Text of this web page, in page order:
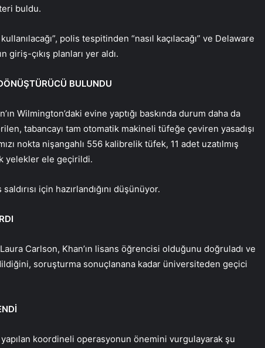
buldu.
polis tespitinden “nasıl kaçılacağı” ve Delaware
giriş-çıkış planları yer aldı.
BULUNDU
Wilmington’daki evine yaptığı baskında durum daha da
tabancayı tam otomatik makineli tüfeğe çeviren yasadışı
nokta nişangahlı 556 kalibrelik tüfek, 11 adet uzatılmış
yelekler ele geçirildi.
için hazırlandığını düşünüyor.
Carlson, Khan’ın lisans öğrencisi olduğunu doğruladı ve
soruşturma sonuçlanana kadar üniversiteden geçici
yapılan koordineli operasyonun önemini vurgulayarak şu